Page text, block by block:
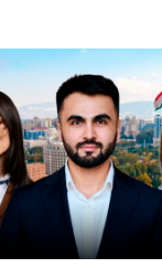
ВНЕШНЕГО
ВИДА
НОВОГО
УСТРОЙСТВА
ОТ
OPENAI